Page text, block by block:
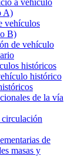
a vehículo
A)
vehículos
B)
de vehículo
históricos
histórico
de la vía
circulación
de
masas y